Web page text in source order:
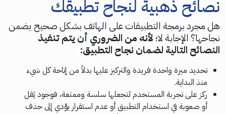
نصائح ذهبية لنجاح تطبيقك
هل مجرد برمجة التطبيقات على الهاتف بشكل صحيح يضمن
نجاحها؟ الإجابة لا؛ لأنه من الضروري أن يتم تنفيذ
النصائح التالية لضمان نجاح التطبيق:
تحديد ميزة واحدة فريدة والتركيز عليها بدلاً من إتاحة كل شيء
منذ البداية.
ركز على تجربة المستخدم لتجعلها سلسة وممتعة، فوجود ثِقل
أو صعوبة في استخدام التطبيق أو عدم استقرار يؤدي إلى حذف